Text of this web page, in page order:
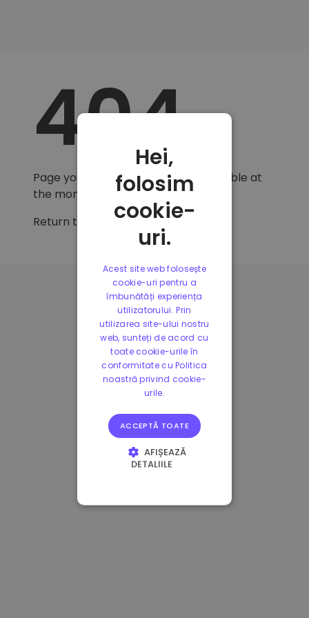
404
Page you are looking for is not available at
the moment.
Return to
homepage.
Hei,
folosim
cookie-
uri.
Acest site web folosește
cookie-uri pentru a
îmbunătăți experiența
utilizatorului. Prin
utilizarea site-ului nostru
web, sunteți de acord cu
toate cookie-urile în
conformitate cu Politica
noastră privind cookie-
urile.
ACCEPTĂ TOATE
AFIȘEAZĂ
DETALIILE